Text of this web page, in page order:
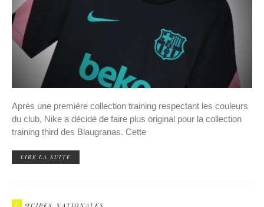
Après une première collection training respectant les couleurs
du club, Nike a décidé de faire plus original pour la collection
training third des Blaugranas. Cette
LIRE LA SUITE
E QUIPES NATIONALES